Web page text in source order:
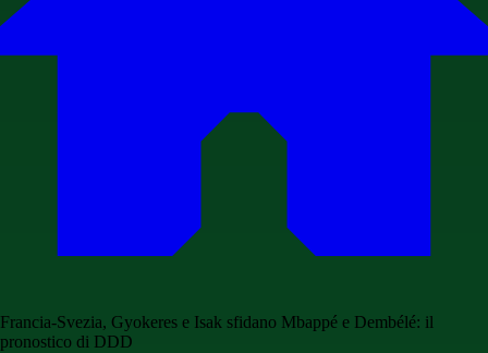
Francia-Svezia, Gyokeres e Isak sfidano Mbappé e Dembélé: il
pronostico di DDD